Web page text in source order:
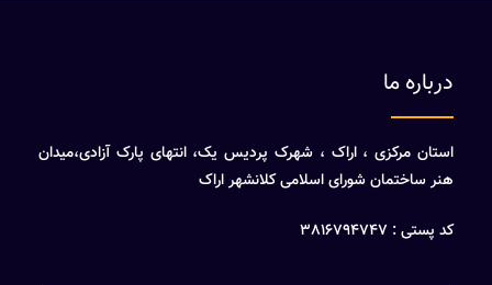
درباره ما
استان مرکزی ، اراک ، شهرک پردیس یک، انتهای پارک آزادی،میدان
هنر ساختمان شورای اسلامی کلانشهر اراک
کد پستی : 3816794747